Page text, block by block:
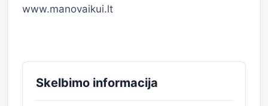
www.manovaikui.lt
Skelbimo informacija